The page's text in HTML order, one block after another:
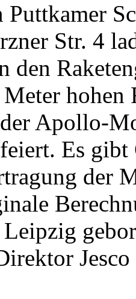
Puttkamer
Str. 4
den
hohen
Apollo-
Es
der